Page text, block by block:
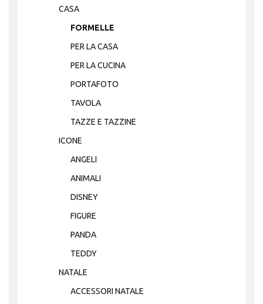
CASA
FORMELLE
PER LA CASA
PER LA CUCINA
PORTAFOTO
TAVOLA
TAZZE E TAZZINE
ICONE
ANGELI
ANIMALI
DISNEY
FIGURE
PANDA
TEDDY
NATALE
ACCESSORI NATALE